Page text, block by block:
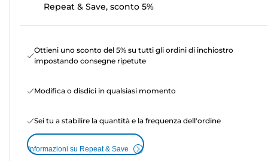
Repeat & Save, sconto 5%
Ottieni uno sconto del 5% su tutti gli ordini di inchiostro
impostando consegne ripetute
Modifica o disdici in qualsiasi momento
Sei tu a stabilire la quantità e la frequenza dell'ordine
Informazioni su Repeat & Save